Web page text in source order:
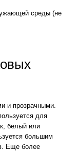
среды (не
и прозрачными.
для
белый или
большим
Еще более